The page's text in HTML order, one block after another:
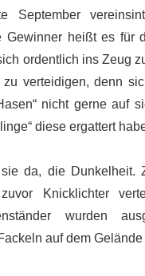
September
Gewinner heißt es für
ordentlich ins Zeug
zu verteidigen, denn
nicht gerne auf
diese ergattert
da, die Dunkelheit.
Knicklichter
wurden
auf dem